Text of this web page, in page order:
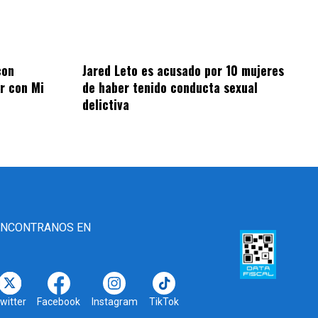
con Mi
Jared Leto es acusado por 10 mujeres
de haber tenido conducta sexual
delictiva
EN
Facebook Instagram TikTok